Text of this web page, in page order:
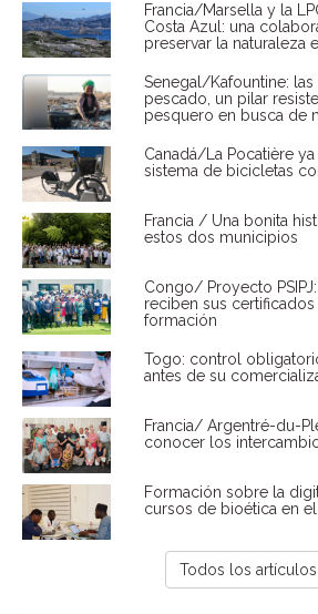
Francia/Marsella y la
Costa Azul: una
preservar la naturaleza
Senegal/Kafountine:
pescado, un pilar
pesquero en busca de
Canadá/La Pocatière
sistema de bicicletas
Francia / Una bonita
estos dos municipios
Congo/ Proyecto
reciben sus
formación
Togo: control
antes de su
Francia/ Argentré-du-
conocer los
Formación sobre la
cursos de bioética en el
Todos los artículos